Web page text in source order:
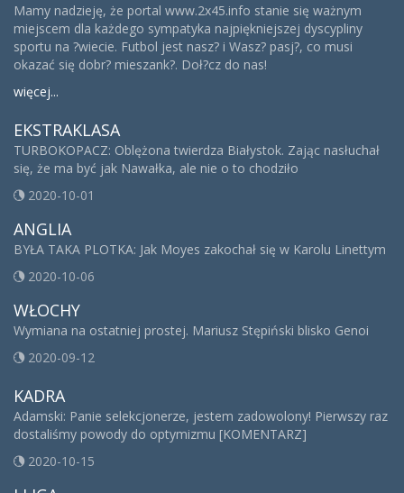
Mamy nadzieję, że portal www.2x45.info stanie się ważnym
miejscem dla każdego sympatyka najpiękniejszej dyscypliny
sportu na ?wiecie. Futbol jest nasz? i Wasz? pasj?, co musi
okazać się dobr? mieszank?. Doł?cz do nas!
więcej...
EKSTRAKLASA
TURBOKOPACZ: Oblężona twierdza Białystok. Zając nasłuchał
się, że ma być jak Nawałka, ale nie o to chodziło
2020-10-01
ANGLIA
BYŁA TAKA PLOTKA: Jak Moyes zakochał się w Karolu Linettym
2020-10-06
WŁOCHY
Wymiana na ostatniej prostej. Mariusz Stępiński blisko Genoi
2020-09-12
KADRA
Adamski: Panie selekcjonerze, jestem zadowolony! Pierwszy raz
dostaliśmy powody do optymizmu [KOMENTARZ]
2020-10-15